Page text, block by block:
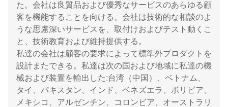
た。会社は良質品および優秀なサービスのあらゆる顧
客を機能することを向ける。会社は技術的な相談のよ
うな思慮深いサービスを、取付けおよびテスト動くこ
と、技術教育および維持提供する。
私達の会社は顧客の要求によって標準外プロダクトを
設計またできる。私達は次の国および地域に私達の機
械および装置を輸出した:台湾（中国）、ベトナム、
タイ、パキスタン、インド、ベネズエラ、ボリビア、
メキシコ、アルゼンチン、コロンビア、オーストラリ